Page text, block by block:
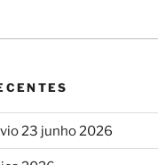
23 junho 2026